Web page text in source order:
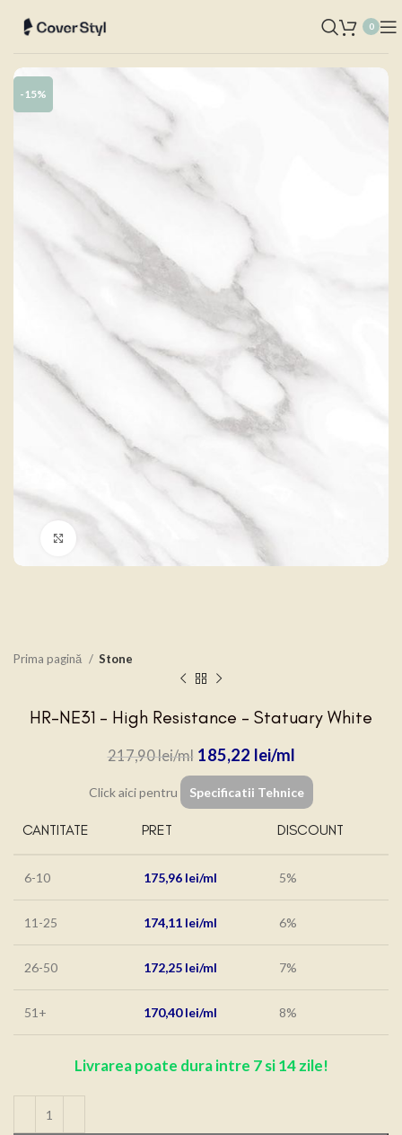
0
-15%
Prima pagină Stone
HR-NE31 – High Resistance – Statuary White
217,90lei 185,22 lei
Click aici pentru Specificatii Tehnice
CANTITATE PRET DISCOUNT
6-10 175,96 lei 5%
11-25 174,11 lei 6%
26-50 172,25 lei 7%
51+ 170,40lei 8%
Livrarea poate dura intre 7 si 14 zile!